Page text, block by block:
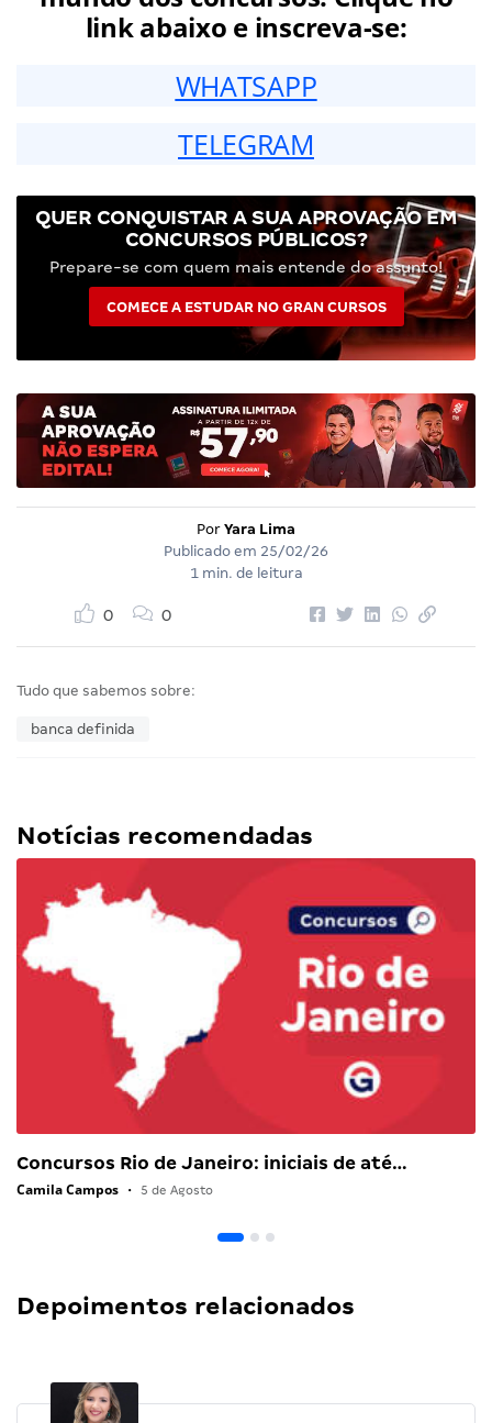
link abaixo e inscreva-se:
WHATSAPP
TELEGRAM
QUER CONQUISTAR A SUA APROVAÇÃO EM
CONCURSOS PÚBLICOS?
Prepare-se com quem mais entende do assunto!
COMECE A ESTUDAR NO GRAN CURSOS
Por Yara Lima
Publicado em 25/02/26
1 min. de leitura
0 0
Tudo que sabemos sobre:
banca definida
Notícias recomendadas
Concursos Rio de Janeiro: iniciais de até…
Camila Campos • 5 de Agosto
Depoimentos relacionados